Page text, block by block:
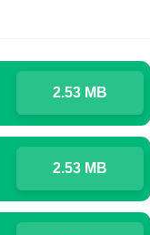
2.53 MB
2.53 MB